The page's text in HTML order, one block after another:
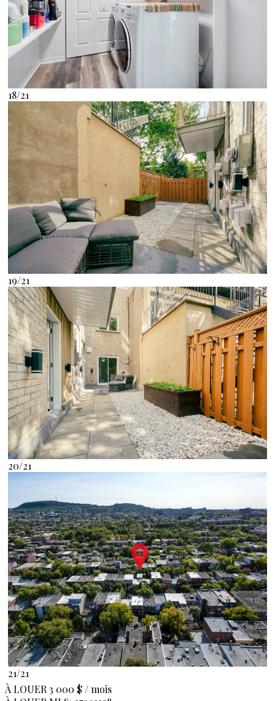
18/21
19/21
20/21
21/21
À LOUER 3 000 $ / mois